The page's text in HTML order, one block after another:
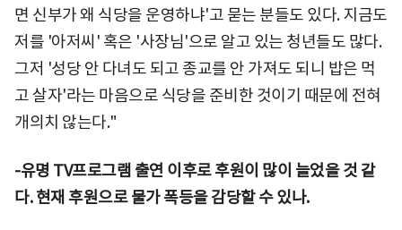
면 신부가 왜 식당을 운영하냐'고 묻는 분들도 있다. 지금도
저를 '아저씨' 혹은 '사장님'으로 알고 있는 청년들도 많다.
그저 '성당 안 다녀도 되고 종교를 안 가져도 되니 밥은 먹
고 살자'라는 마음으로 식당을 준비한 것이기 때문에 전혀
개의치 않는다."
-유명 TV프로그램 출연 이후로 후원이 많이 늘었을 것 같
다. 현재 후원으로 물가 폭등을 감당할 수 있나.